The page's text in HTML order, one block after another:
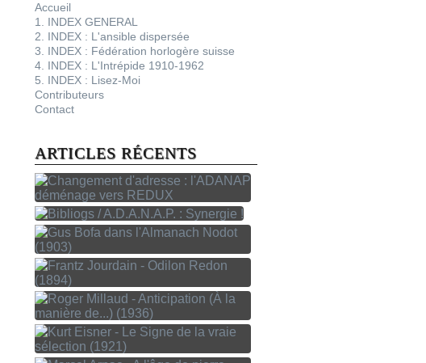
Accueil
1. INDEX GENERAL
2. INDEX : L'ansible dispersée
3. INDEX : Fédération horlogère suisse
4. INDEX : L'Intrépide 1910-1962
5. INDEX : Lisez-Moi
Contributeurs
Contact
ARTICLES RÉCENTS